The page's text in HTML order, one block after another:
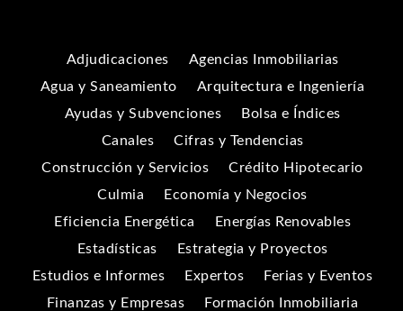
Adjudicaciones
Agencias Inmobiliarias
Agua y Saneamiento
Arquitectura e Ingeniería
Ayudas y Subvenciones
Bolsa e Índices
Canales
Cifras y Tendencias
Construcción y Servicios
Crédito Hipotecario
Culmia
Economía y Negocios
Eficiencia Energética
Energías Renovables
Estadísticas
Estrategia y Proyectos
Estudios e Informes
Expertos
Ferias y Eventos
Finanzas y Empresas
Formación Inmobiliaria